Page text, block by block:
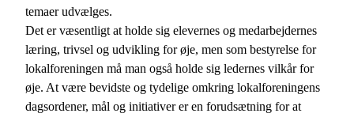
temaer udvælges.
Det er væsentligt at holde sig elevernes og medarbejdernes
læring, trivsel og udvikling for øje, men som bestyrelse for
lokalforeningen må man også holde sig ledernes vilkår for
øje. At være bevidste og tydelige omkring lokalforeningens
dagsordener, mål og initiativer er en forudsætning for at